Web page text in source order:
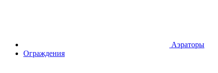
Аэраторы
Ограждения